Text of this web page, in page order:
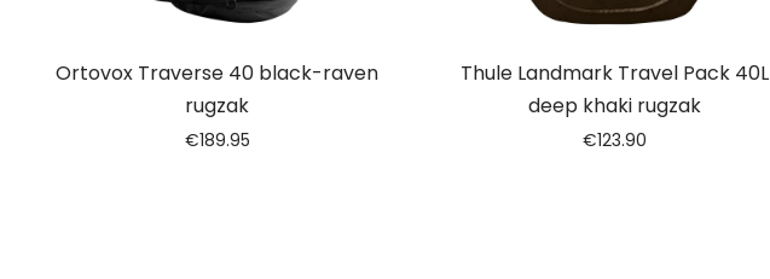
Ortovox Traverse 40 black-raven
rugzak
€189.95
Thule Landmark Travel Pack 40L
deep khaki rugzak
€123.90